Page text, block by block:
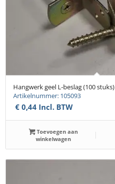
Hangwerk geel L-beslag (100 stuks)
Artikelnummer: 105093
€ 0,44 Incl. BTW
Toevoegen aan
winkelwagen